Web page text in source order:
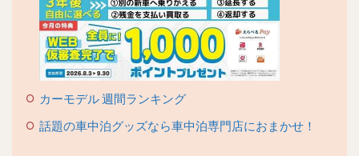
カーモデル 週間ランキング
話題の車中泊グッズなら車中泊専門店におまかせ！